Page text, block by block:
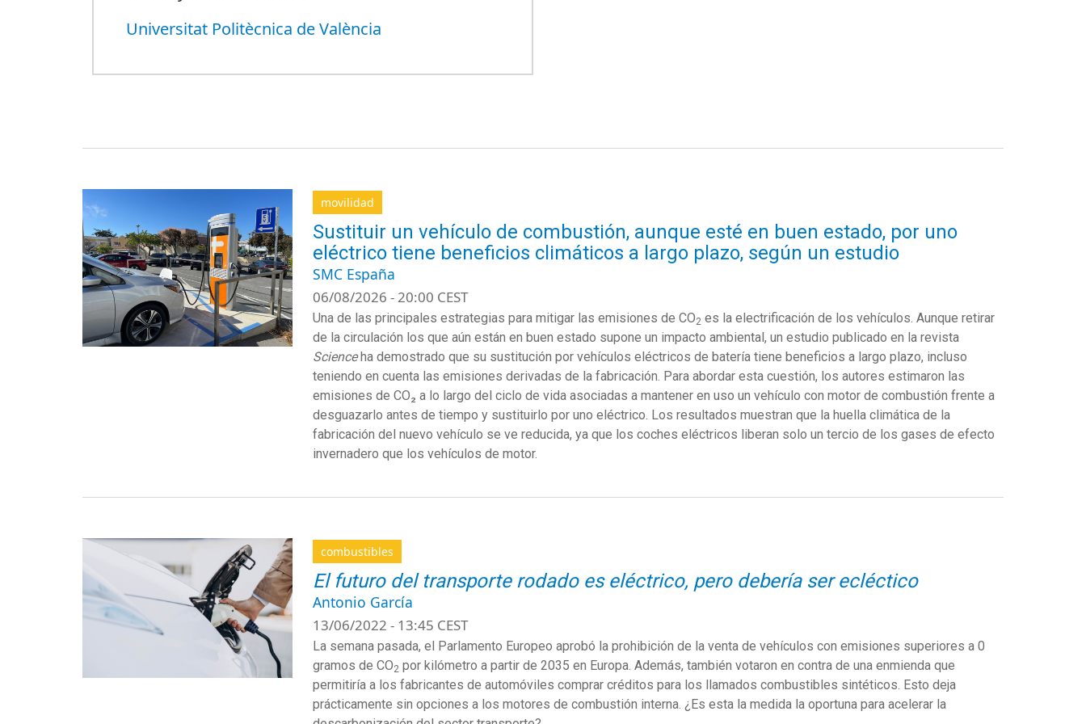
Universitat Politècnica de València
movilidad
Sustituir un vehículo de combustión, aunque esté en buen estado, por uno
eléctrico tiene beneficios climáticos a largo plazo, según un estudio
SMC España
06/08/2026 - 20:00 CEST
Una de las principales estrategias para mitigar las emisiones de CO2 es la electrificación de los vehículos. Aunque retirar
de la circulación los que aún están en buen estado supone un impacto ambiental, un estudio publicado en la revista
Scienceha demostrado que su sustitución por vehículos eléctricos de batería tiene beneficios a largo plazo, incluso
teniendo en cuenta las emisiones derivadas de la fabricación. Para abordar esta cuestión, los autores estimaron las
emisiones de CO₂ a lo largo del ciclo de vida asociadas a mantener en uso un vehículo con motor de combustión frente a
desguazarlo antes de tiempo y sustituirlo por uno eléctrico. Los resultados muestran que la huella climática de la
fabricación del nuevo vehículo se ve reducida, ya que los coches eléctricos liberan solo un tercio de los gases de efecto
invernadero que los vehículos de motor.
combustibles
El futuro del transporte rodado es eléctrico, pero debería ser ecléctico
Antonio García
13/06/2022 - 13:45 CEST
La semana pasada, el Parlamento Europeo aprobó la prohibición de la venta de vehículos con emisiones superiores a 0
gramos de CO2 por kilómetro a partir de 2035 en Europa. Además, también votaron en contra de una enmienda que
permitiría a los fabricantes de automóviles comprar créditos para los llamados combustibles sintéticos. Esto deja
prácticamente sin opciones a los motores de combustión interna. ¿Es esta la medida la oportuna para acelerar la